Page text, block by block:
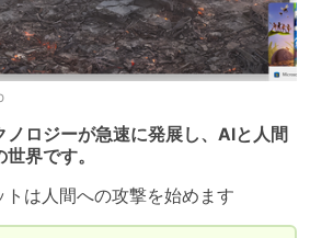
ロジーが急速に発展し、AIと人間
界です。
は人間への攻撃を始めます